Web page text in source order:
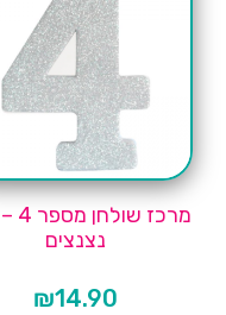
נצנצים
₪14.90